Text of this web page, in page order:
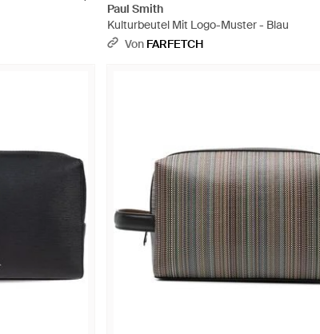
Paul Smith
Kulturbeutel Mit Logo-Muster - Blau
Von FARFETCH